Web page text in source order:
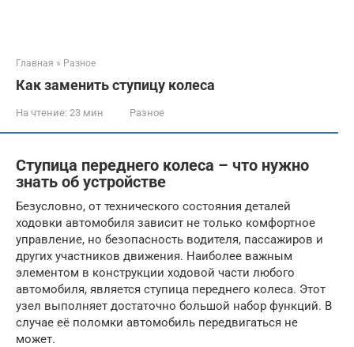
Главная » Разное
Как заменить ступицу колеса
На чтение: 23 мин Разное
Ступица переднего колеса – что нужно
знать об устройстве
Безусловно, от технического состояния деталей
ходовки автомобиля зависит не только комфортное
управление, но безопасность водителя, пассажиров и
других участников движения. Наиболее важным
элементом в конструкции ходовой части любого
автомобиля, является ступица переднего колеса. Этот
узел выполняет достаточно большой набор функций. В
случае её поломки автомобиль передвигаться не
может.